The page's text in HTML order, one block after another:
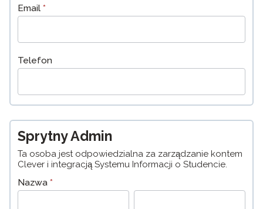
Email *
Telefon
Sprytny Admin
Ta osoba jest odpowiedzialna za zarządzanie kontem
Clever i integracją Systemu Informacji o Studencie.
Nazwa *
Pierwszy
Ostatni